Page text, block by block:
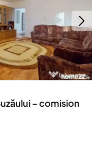
– comision